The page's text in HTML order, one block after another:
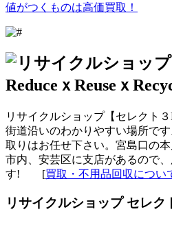
値がつくものは高価買取！
リサイクルショップ【セレクト
街道沿いのわかりやすい場所で
取りはお任せ下さい。宮島口の
市内、安芸区に支店があるので
す! [買取・不用品回収につい
リサイクルショップ セレク